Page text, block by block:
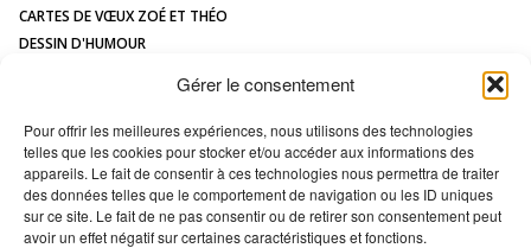
Gérer le consentement
Pour offrir les meilleures expériences, nous utilisons des technologies
telles que les cookies pour stocker et/ou accéder aux informations des
appareils. Le fait de consentir à ces technologies nous permettra de traiter
des données telles que le comportement de navigation ou les ID uniques
sur ce site. Le fait de ne pas consentir ou de retirer son consentement peut
avoir un effet négatif sur certaines caractéristiques et fonctions.
CARTES DE VŒUX ZOÉ ET THÉO
DESSIN D'HUMOUR
ILLUSTRATIONS JEUNESSE
LOGOS
MAQUETTES / MODÈLES
PORTRAIT DE MAISON